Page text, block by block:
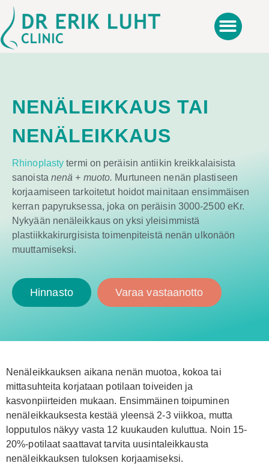
NENÄLEIKKAUS TAI
NENÄLEIKKAUS
Rhinoplasty termi on peräisin antiikin kreikkalaisista
sanoista nenä + muoto. Murtuneen nenän plastiseen
korjaamiseen tarkoitetut hoidot mainitaan ensimmäisen
kerran papyruksessa, joka on peräisin 3000-2500 eKr.
Nykyään nenäleikkaus on yksi yleisimmistä
plastiikkakirurgisista toimenpiteistä nenän ulkonäön
muuttamiseksi.
Hinnasto Varaa vastaanotto
Nenäleikkauksen aikana nenän muotoa, kokoa tai
mittasuhteita korjataan potilaan toiveiden ja
kasvonpiirteiden mukaan. Ensimmäinen toipuminen
nenäleikkauksesta kestää yleensä 2-3 viikkoa, mutta
lopputulos näkyy vasta 12 kuukauden kuluttua. Noin 15-
20%-potilaat saattavat tarvita uusintaleikkausta
nenäleikkauksen tuloksen korjaamiseksi.